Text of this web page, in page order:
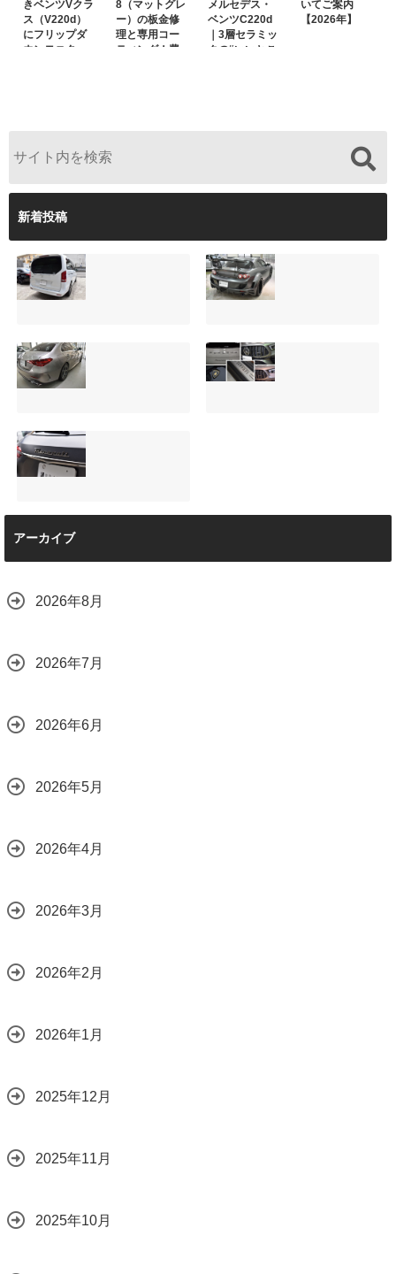
きベンツVクラ
ス（V220d）
にフリップダ
ウンモニター
8（マットグレ
ー）の板金修
理と専用コー
ティング！費
メルセデス・
ベンツC220d
｜3層セラミッ
クの“いいとこ
いてご案内
【2026年】
新着投稿
サンルーフ付きベ
ンツVクラス
（V220d）にフリ
店で断られた悩み
をプロの技術で解
決
2026.08.04
マツダRX-8（マッ
トグレー）の板金
修理と専用コーテ
【施工事例】メル
セデス・ベンツ
C220d｜3層セラ
ート」と弱点克服
のプロテクション
京都世田谷区）
マセラティ グレカ
ーレ トロフェオ
2026.07.22
アーカイブ
2026年8月
2026年7月
2026年6月
2026年5月
2026年4月
2026年3月
2026年2月
2026年1月
2025年12月
2025年11月
2025年10月